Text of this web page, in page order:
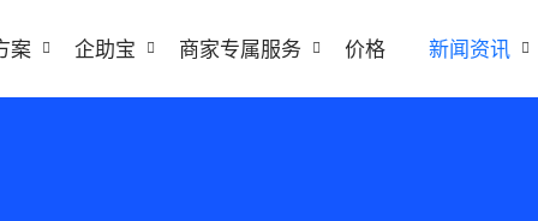
案 企助宝 商家专属服务 价格 新闻资讯